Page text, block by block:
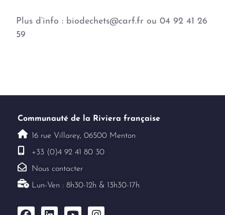
Plus d’info : biodechets@carf.fr ou 04 92 41 26
59
Communauté de la Riviera française
16 rue Villarey, 06500 Menton
+33 (0)4 92 41 80 30
Nous contacter
Lun-Ven : 8h30-12h & 13h30-17h